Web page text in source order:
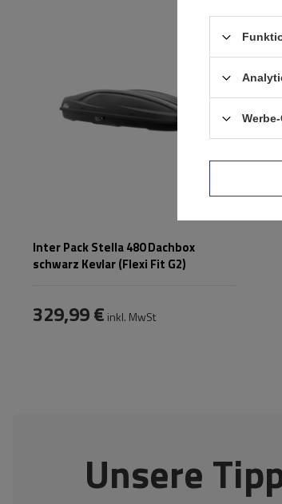
Inter Pack Stella 480 Dachbox
schwarz Kevlar (Flexi Fit G2)
329,99 € inkl. MwSt
Unsere